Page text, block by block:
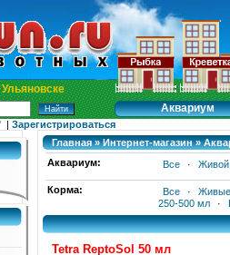
Аквариум
| Зарегистрироваться
Главная » Интернет-магазин »
Аквариум:
Все · Живой
Корма: Все ·
250-500 мл
·
Tetra ReptoSol 50 мл